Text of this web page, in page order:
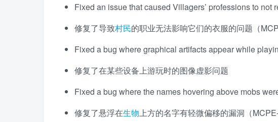
Fixed an issue that caused Villagers’ professions to
修复了导致村民的职业无法影响它们的衣服的问题（
Fixed a bug where graphical artifacts appear while
修复了在某些设备上游玩时的图像虚影问题
Fixed a bug where the names hovering above mobs
修复了悬浮在生物上方的名字有轻微偏移的漏洞（MCPE-